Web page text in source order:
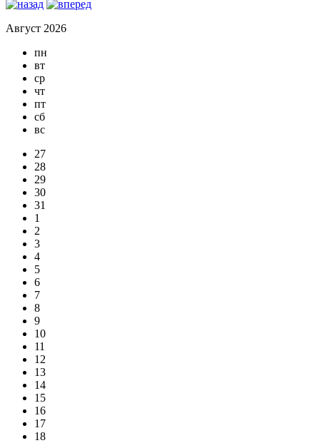
Август 2026
пн
вт
ср
чт
пт
сб
вс
27
28
29
30
31
1
2
3
4
5
6
7
8
9
10
11
12
13
14
15
16
17
18